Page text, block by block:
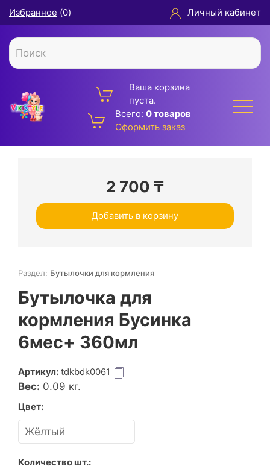
Избранное (0) Личный кабинет
Ваша корзина
пуста.
Всего: 0 товаров
Оформить заказ
2 700 ₸
Добавить в корзину
Раздел: Бутылочки для кормления
Бутылочка для
кормления Бусинка
6мес+ 360мл
Артикул: tdkbdk0061
Вес: 0.09 кг.
Цвет:
Количество шт.: